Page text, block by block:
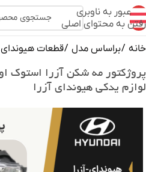
عبور به ناوبری
رفتن به محتوای اصلی
خانه /براساس مدل /قطعات هیوندای
لوازم یدکی هیوندای آزرا